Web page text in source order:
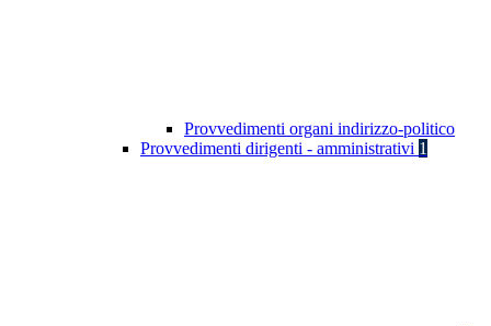
Provvedimenti organi indirizzo-politico
Provvedimenti dirigenti - amministrativi 1